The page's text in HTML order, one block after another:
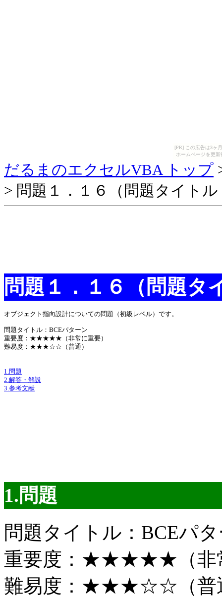
[PR] この広告は3ヶ
ホームページを更
だるまのエクセルVBA トップ
> 問題１．１６（問題タイト
問題１．１６（問題タ
オブジェクト指向設計についての問題（初級レベル）です。
問題タイトル：BCEパターン
重要度：★★★★★（非常に重要）
難易度：★★★☆☆（普通）
1.問題
2.解答・解説
3.参考文献
1.問題
問題タイトル：BCEパ
重要度：★★★★★（非
難易度：★★★☆☆（普